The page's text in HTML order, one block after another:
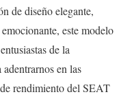
de diseño elegante,
este modelo
de la
en las
rendimiento del SEAT